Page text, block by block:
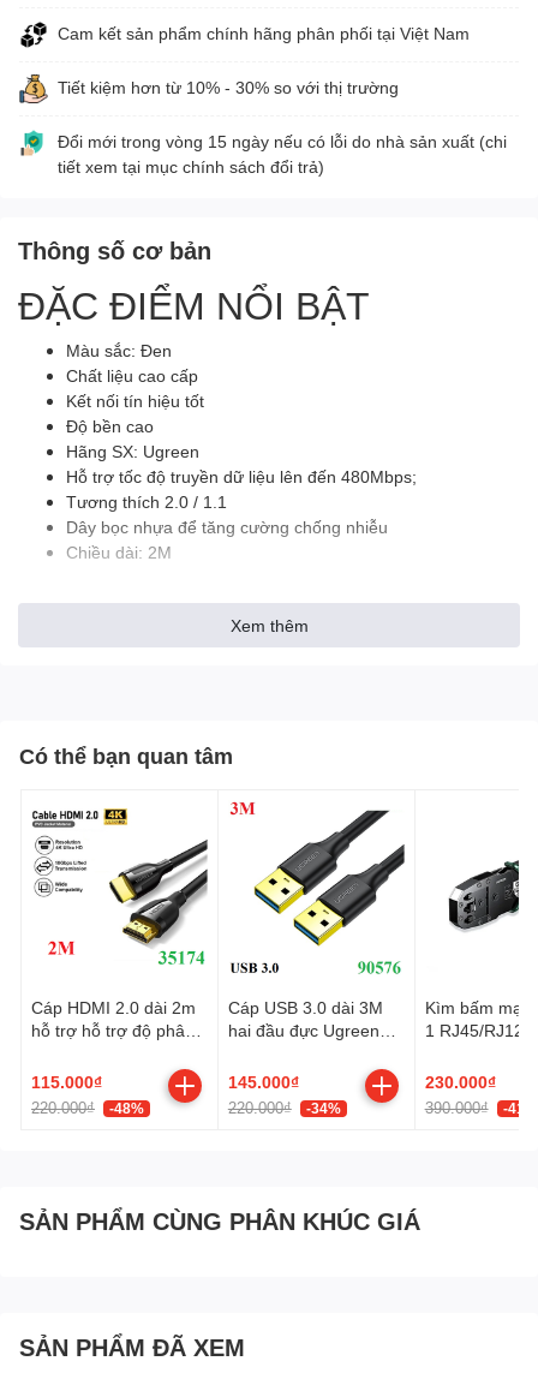
Cam kết sản phẩm chính hãng phân phối tại Việt Nam
Tiết kiệm hơn từ 10% - 30% so với thị trường
Đổi mới trong vòng 15 ngày nếu có lỗi do nhà sản xuất (chi
tiết xem tại mục chính sách đổi trả)
Thông số cơ bản
ĐẶC ĐIỂM NỔI BẬT
Màu sắc: Đen
Chất liệu cao cấp
Kết nối tín hiệu tốt
Độ bền cao
Hãng SX: Ugreen
Hỗ trợ tốc độ truyền dữ liệu lên đến 480Mbps;
Tương thích 2.0 / 1.1
Dây bọc nhựa để tăng cường chống nhiễu
Chiều dài: 2M
Xem thêm
Có thể bạn quan tâm
Cáp HDMI 2.0 dài 2m
hỗ trợ hỗ trợ độ phân
35174 cao cấp
115.000₫
220.000₫ -48%
Cáp USB 3.0 dài 3M
hai đầu đực Ugreen
145.000₫
220.000₫ -34%
Kìm bấm
1 RJ45/RJ12/
Ugreen 35971
230.000₫
390.000₫ -41%
SẢN PHẨM CÙNG PHÂN KHÚC GIÁ
SẢN PHẨM ĐÃ XEM